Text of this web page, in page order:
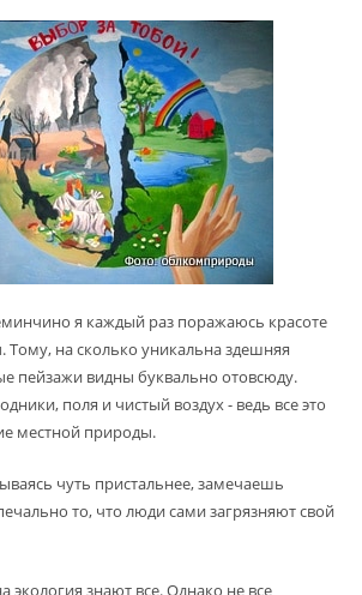
я каждый раз поражаюсь красоте
на сколько уникальна здешняя
пейзажи видны буквально отовсюду.
поля и чистый воздух - ведь все это
местной природы.
чуть пристальнее, замечаешь
то, что люди сами загрязняют свой
знают все. Однако не все